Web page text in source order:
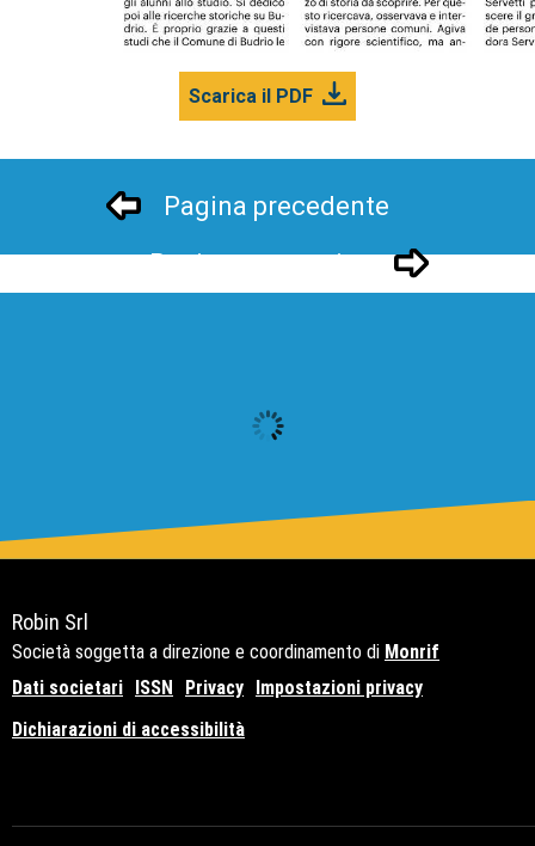
Scarica il PDF
Pagina precedente
Pagina successivo
Robin Srl
Società soggetta a direzione e coordinamento di Monrif
Dati societari ISSN Privacy Impostazioni privacy
Dichiarazioni di accessibilità